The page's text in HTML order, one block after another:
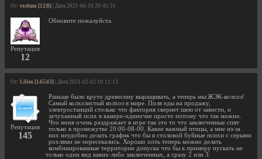
От: exelum [12|8] | Дата 2021-06-16 20:45:31
Репутация
12
Обновите пожалуйста.
От: Lilim [145|43] | Дата 2021-02-02 10:11:13
Репутация
145
Раньше было круто древесину выращивать, а теперь мы:ЖЭК-колхоз!
Самый колхозистый колхоз в мире. Поля еды на продажу,
электростанций столько что фактория свернет шею от зависти, и
зачуханный псих в камере-одиночке просто потому что так можно.
Что меня очень раздражает в игре так это то что заключенные спят
только в промежутке 20:00-08-00. Какие важный птицы, а мне из-за
них неудобно делать график что бы в столовой буйные психи с серыми
рохлями не пересекались. Хорошо хоть теперь можно делать
комбинированные территории допуска что бы к примеру пускать не
только один вид каких-либо заключенных, а сразу 2 или 3.